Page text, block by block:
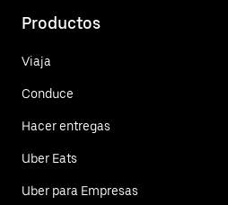
Productos
Viaja
Conduce
Hacer entregas
Uber Eats
Uber para Empresas